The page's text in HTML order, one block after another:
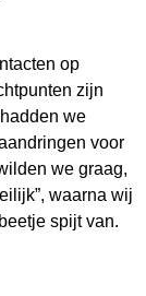
op
zijn
we
voor
we graag,
waarna wij
spijt van.